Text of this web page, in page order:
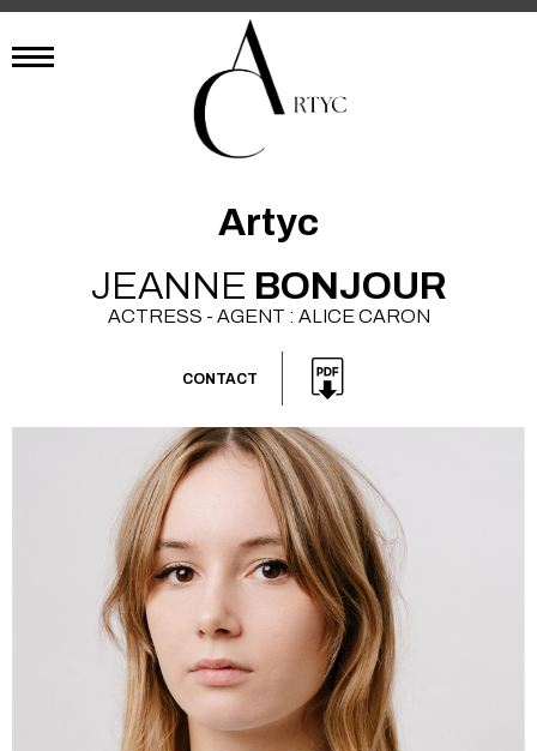
Artyc
JEANNE BONJOUR
ACTRESS - AGENT : ALICE CARON
CONTACT